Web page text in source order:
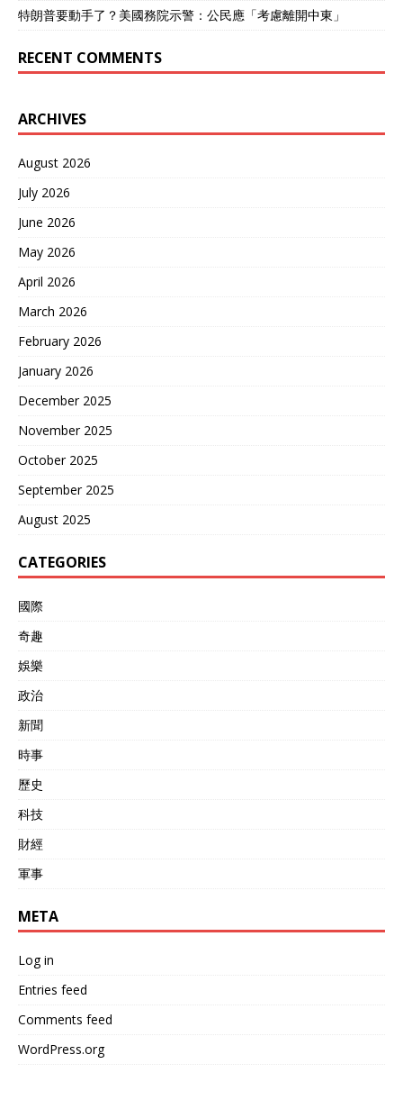
特朗普要動手了？美國務院示警：公民應「考慮離開中東」
RECENT COMMENTS
ARCHIVES
August 2026
July 2026
June 2026
May 2026
April 2026
March 2026
February 2026
January 2026
December 2025
November 2025
October 2025
September 2025
August 2025
CATEGORIES
國際
奇趣
娛樂
政治
新聞
時事
歷史
科技
財經
軍事
META
Log in
Entries feed
Comments feed
WordPress.org